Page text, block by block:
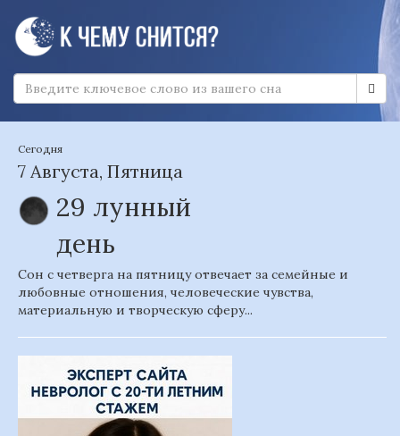
Сегодня
7 Августа, Пятница
29 лунный
день
Сон с четверга на пятницу отвечает за семейные и
любовные отношения, человеческие чувства,
материальную и творческую сферу...